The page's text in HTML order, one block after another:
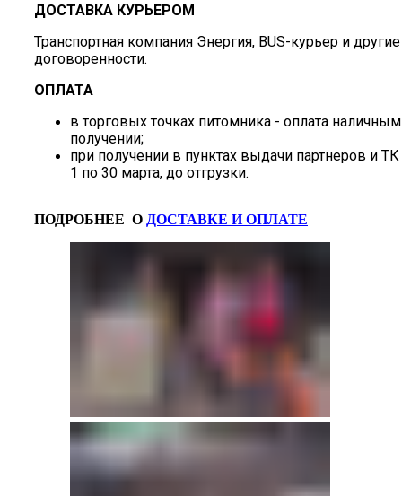
ДОСТАВКА КУРЬЕРОМ
Транспортная компания Энергия, BUS-курьер и
договоренности.
ОПЛАТА
в торговых точках питомника - оплата
получении;
при получении в пунктах выдачи партнеров и ТК
1 по 30 марта, до отгрузки.
ПОДРОБНЕЕ О ДОСТАВКЕ И ОПЛАТЕ